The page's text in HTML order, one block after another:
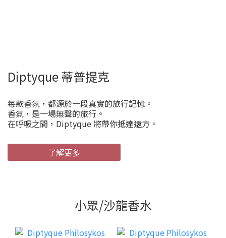
Diptyque 蒂普提克
每款香氛，都源於一段真實的旅行記憶。
香氣，是一場無聲的旅行。
在呼吸之間，Diptyque 將帶你抵達遠方。
了解更多
小眾/沙龍香水